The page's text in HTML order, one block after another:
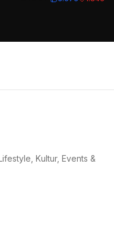
Kultur, Events &